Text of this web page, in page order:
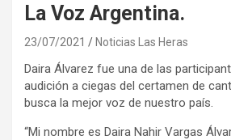
La Voz Argentina.
23/07/2021 Noticias Las Heras
Daira Álvarez fue una de las
audición a ciegas del certamen de
busca la mejor voz de nuestro país.
“Mi nombre es Daira Nahir Vargas